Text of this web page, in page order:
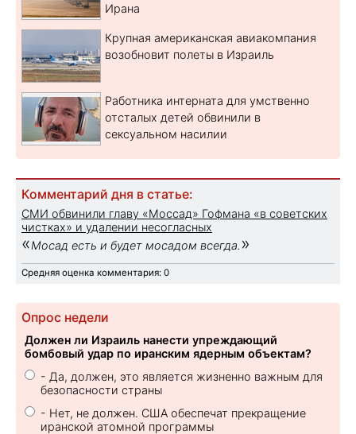
Ирана
Крупная американская авиакомпания
возобновит полеты в Израиль
Работника интерната для умственно
отсталых детей обвинили в
сексуальном насилии
Комментарий дня в статье:
СМИ обвинили главу «Моссад» Гофмана «в советских
чистках» и удалении несогласных
«Мосад есть и будет мосадом всегда. »
Средняя оценка комментария: 0
Опрос недели
Должен ли Израиль нанести упреждающий
бомбовый удар по иранским ядерным объектам?
- Да, должен, это является жизненно важным для
безопасности страны
- Нет, не должен. США обеспечат прекращение
иранской атомной программы